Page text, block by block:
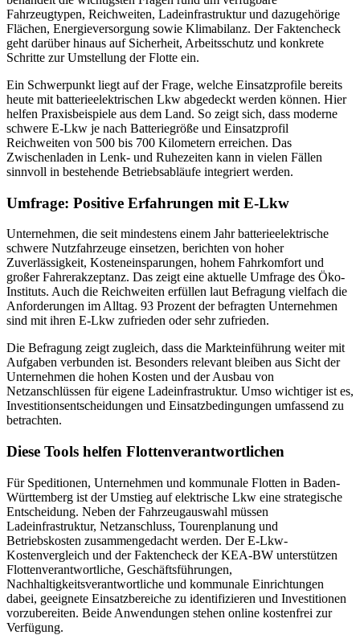
Fahrzeugtypen, Reichweiten, Ladeinfrastruktur und dazugehörige
Flächen, Energieversorgung sowie Klimabilanz. Der Faktencheck
geht darüber hinaus auf Sicherheit, Arbeitsschutz und konkrete
Schritte zur Umstellung der Flotte ein.
Ein Schwerpunkt liegt auf der Frage, welche Einsatzprofile bereits
heute mit batterieelektrischen Lkw abgedeckt werden können. Hier
helfen Praxisbeispiele aus dem Land. So zeigt sich, dass moderne
schwere E-Lkw je nach Batteriegröße und Einsatzprofil
Reichweiten von 500 bis 700 Kilometern erreichen. Das
Zwischenladen in Lenk- und Ruhezeiten kann in vielen Fällen
sinnvoll in bestehende Betriebsabläufe integriert werden.
Umfrage: Positive Erfahrungen mit E-Lkw
Unternehmen, die seit mindestens einem Jahr batterieelektrische
schwere Nutzfahrzeuge einsetzen, berichten von hoher
Zuverlässigkeit, Kosteneinsparungen, hohem Fahrkomfort und
großer Fahrerakzeptanz. Das zeigt eine aktuelle Umfrage des Öko-
Instituts. Auch die Reichweiten erfüllen laut Befragung vielfach die
Anforderungen im Alltag. 93 Prozent der befragten Unternehmen
sind mit ihren E-Lkw zufrieden oder sehr zufrieden.
Die Befragung zeigt zugleich, dass die Markteinführung weiter mit
Aufgaben verbunden ist. Besonders relevant bleiben aus Sicht der
Unternehmen die hohen Kosten und der Ausbau von
Netzanschlüssen für eigene Ladeinfrastruktur. Umso wichtiger ist es,
Investitionsentscheidungen und Einsatzbedingungen umfassend zu
betrachten.
Diese Tools helfen Flottenverantwortlichen
Für Speditionen, Unternehmen und kommunale Flotten in Baden-
Württemberg ist der Umstieg auf elektrische Lkw eine strategische
Entscheidung. Neben der Fahrzeugauswahl müssen
Ladeinfrastruktur, Netzanschluss, Tourenplanung und
Betriebskosten zusammengedacht werden. Der E-Lkw-
Kostenvergleich und der Faktencheck der KEA-BW unterstützen
Flottenverantwortliche, Geschäftsführungen,
Nachhaltigkeitsverantwortliche und kommunale Einrichtungen
dabei, geeignete Einsatzbereiche zu identifizieren und Investitionen
vorzubereiten. Beide Anwendungen stehen online kostenfrei zur
Verfügung.